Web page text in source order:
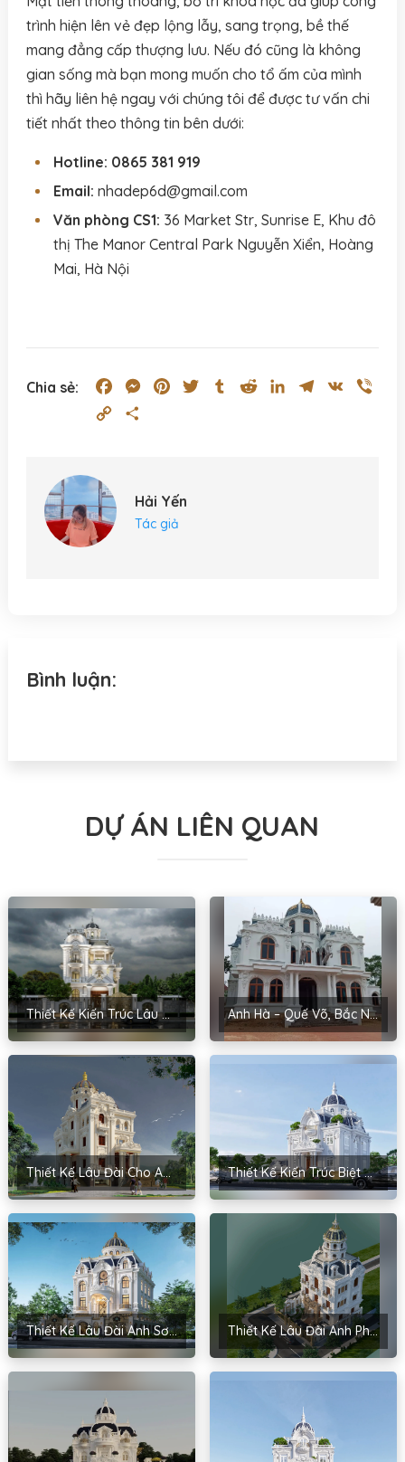
trình hiện lên vẻ đẹp lộng lẫy, sang trọng, bề thế
mang đẳng cấp thượng lưu. Nếu đó cũng là không
gian sống mà bạn mong muốn cho tổ ấm của mình
thì hãy liên hệ ngay với chúng tôi để được tư vấn chi
tiết nhất theo thông tin bên dưới:
Hotline: 0865 381 919
Email: nhadep6d@gmail.com
Văn phòng CS1: 36 Market Str, Sunrise E, Khu đô
thị The Manor Central Park Nguyễn Xiển, Hoàng
Mai, Hà Nội
Chia sẻ: FacebookMessenger
PinterestTwitterTumblrRedditLinkedInTelegram
VK
Copy
Hải Yến
Tác giả
Bình luận:
DỰ ÁN LIÊN QUAN
Thiết Kế Kiến Trúc Lâu Đài Nam Hải – Hạ Long, Quảng Ninh Anh Hà – Quế Võ, Bắc Ninh
Thiết Kế Lâu Đài Cho Anh Mạnh – Kim Môn, Hải Dương Thiết Kế Kiến Trúc Biệt Thự Cho Anh Trương – Nghĩa Đàn, Nghệ An
Thiết Kế Lâu Đài Anh Sơn – Thạch Thất Thiết Kế Lâu Đài Anh Phương – Cẩm Bình, Hải Dương